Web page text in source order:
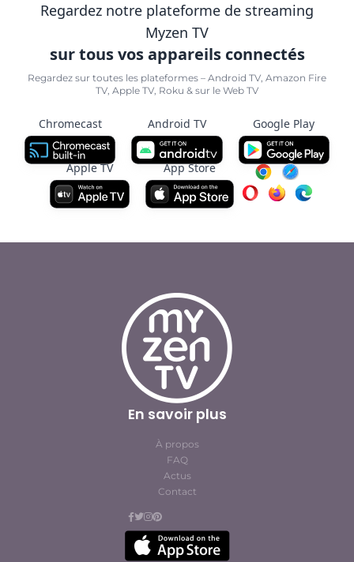
Regardez notre plateforme de streaming
Myzen TV
sur tous vos appareils connectés
Regardez sur toutes les plateformes – Android TV, Amazon Fire
TV, Apple TV, Roku & sur le Web TV
Chromecast Android TV Google Play
Apple TV App Store
En savoir plus
À propos
FAQ
Actus
Contact